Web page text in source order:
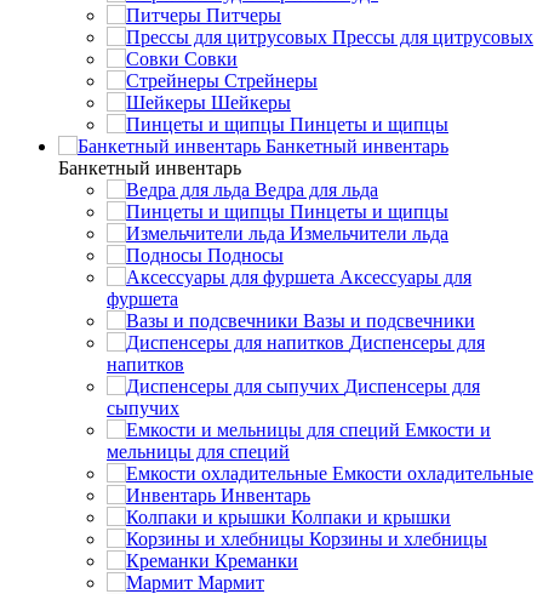
Питчеры
Прессы для цитрусовых
Совки
Стрейнеры
Шейкеры
Пинцеты и щипцы
Банкетный инвентарь
Банкетный инвентарь
Ведра для льда
Пинцеты и щипцы
Измельчители льда
Подносы
Аксессуары для
фуршета
Вазы и подсвечники
Диспенсеры для
напитков
Диспенсеры для
сыпучих
Емкости и
мельницы для специй
Емкости охладительные
Инвентарь
Колпаки и крышки
Корзины и хлебницы
Креманки
Мармит